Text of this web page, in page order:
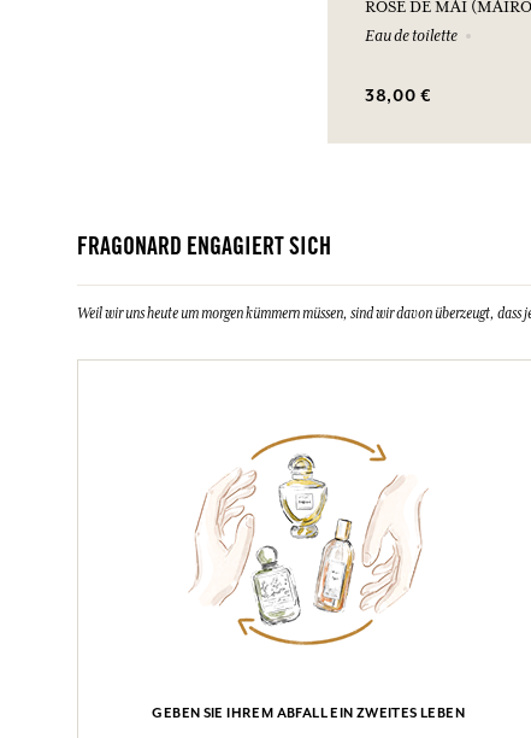
ROSE DE MAI
Eau de toilette
38,00 €
FRAGONARD ENGAGIERT SICH
Weil wir uns heute um morgen kümmern müssen, sind wir davon überzeugt,
GEBEN SIE IHREM ABFALL EIN ZWEITES LEBEN